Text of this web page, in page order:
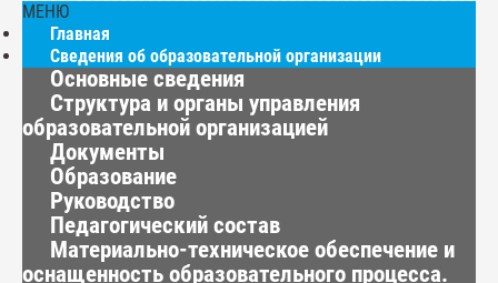
МЕНЮ
Главная
Сведения об образовательной организации
Основные сведения
Структура и органы управления
образовательной организацией
Документы
Образование
Руководство
Педагогический состав
Материально-техническое обеспечение и
оснащенность образовательного процесса.